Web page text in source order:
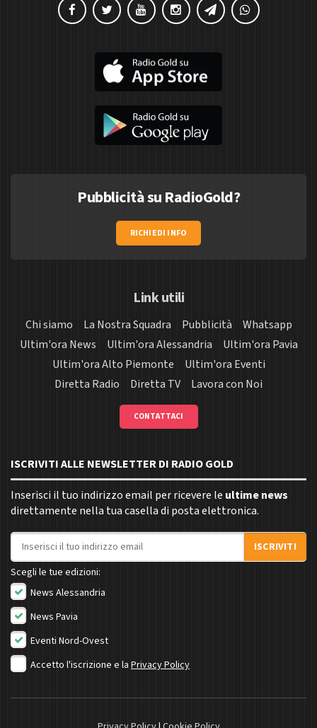
Pubblicità su RadioGold?
RICHIEDI INFO
Link utili
Chi siamo La Nostra Squadra Pubblicità
Whatsapp
Ultim'ora News
Ultim'ora Alessandria
Ultim'ora Pavia
Ultim'ora Alto Piemonte
Ultim'ora Eventi
Diretta Radio
Diretta TV Lavora con Noi
CONTATTACI
ISCRIVITI ALLE NEWSLETTER DI RADIO GOLD
Inserisci il tuo indirizzo email per ricevere le ultime news
direttamente nella tua casella di posta elettronica.
Indirizzo email
ISCRIVITI
Scegli le tue edizioni:
News Alessandria
News Pavia
Eventi Nord-Ovest
Accetto l'iscrizione e la Privacy Policy